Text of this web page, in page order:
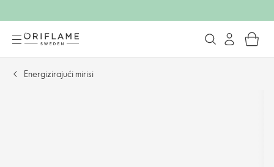
Energizirajući mirisi